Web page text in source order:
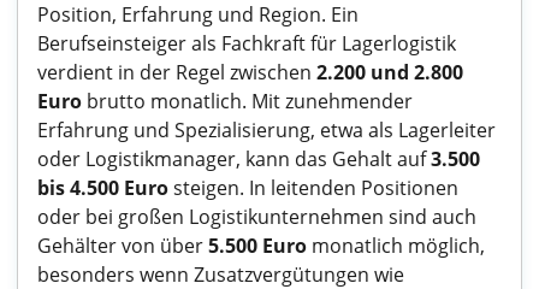
Position, Erfahrung und Region. Ein
Berufseinsteiger als Fachkraft für Lagerlogistik
verdient in der Regel zwischen 2.200 und 2.800
Euro brutto monatlich. Mit zunehmender
Erfahrung und Spezialisierung, etwa als Lagerleiter
oder Logistikmanager, kann das Gehalt auf3.500
bis 4.500 Eurosteigen. In leitenden Positionen
oder bei großen Logistikunternehmen sind auch
Gehälter von über5.500 Euro monatlich möglich,
besonders wenn Zusatzvergütungen wie